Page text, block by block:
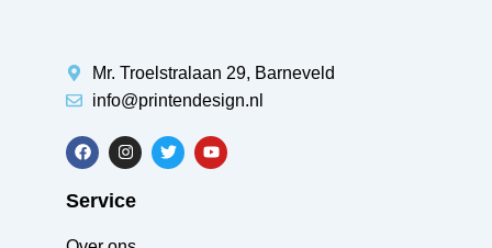
Mr. Troelstralaan 29, Barneveld
info@printendesign.nl
Service